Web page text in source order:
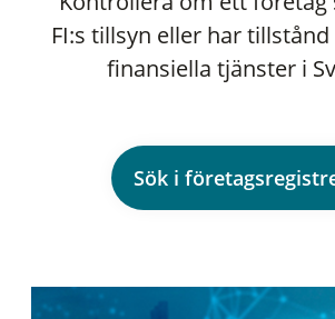
FI:s tillsyn eller har
finansiella tjänster i
Sök i